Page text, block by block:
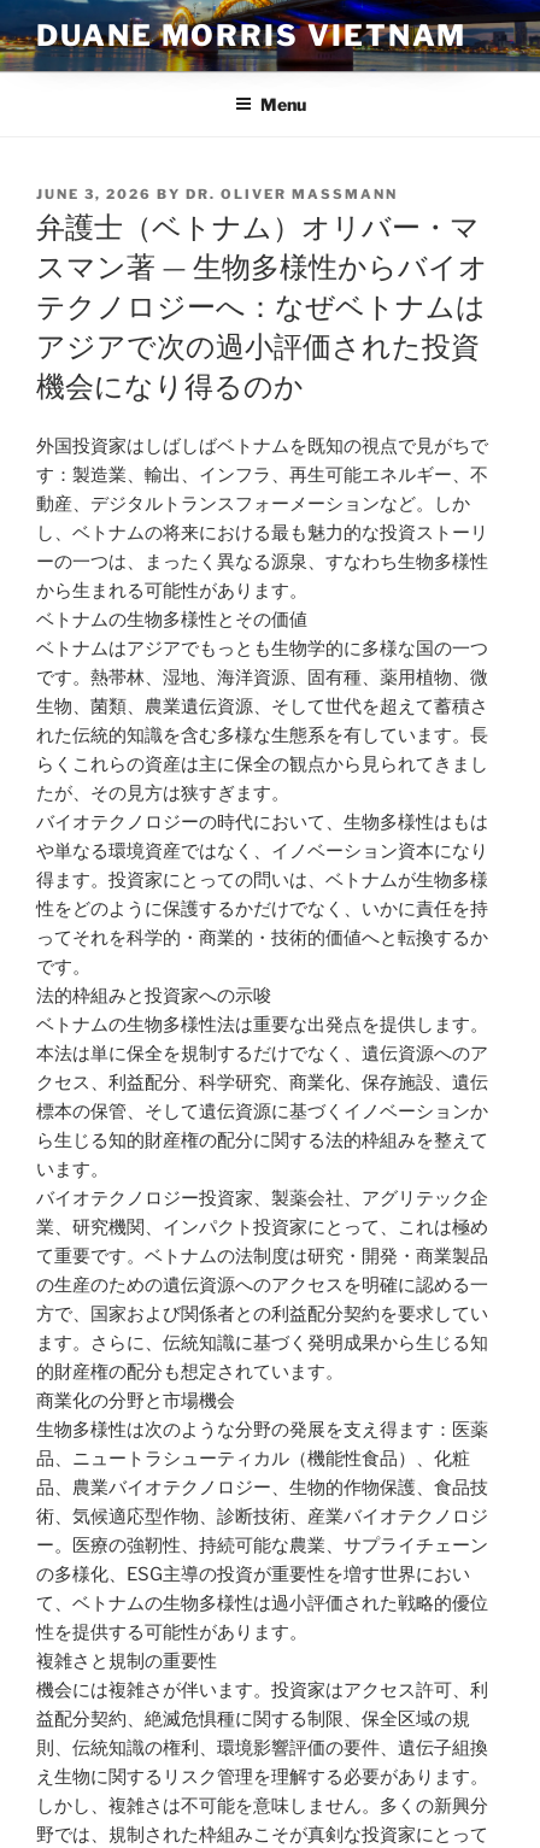
to
content
DUANE MORRIS VIETNAM
Menu
POSTED
ON
JUNE 3, 2026 BY DR. OLIVER MASSMANN
弁護士（ベトナム）オリバー・マ
スマン著 — 生物多様性からバイオ
テクノロジーへ：なぜベトナムは
アジアで次の過小評価された投資
機会になり得るのか
外国投資家はしばしばベトナムを既知の視点で見がちで
す：製造業、輸出、インフラ、再生可能エネルギー、不
動産、デジタルトランスフォーメーションなど。しか
し、ベトナムの将来における最も魅力的な投資ストーリ
ーの一つは、まったく異なる源泉、すなわち生物多様性
から生まれる可能性があります。
ベトナムの生物多様性とその価値
ベトナムはアジアでもっとも生物学的に多様な国の一つ
です。熱帯林、湿地、海洋資源、固有種、薬用植物、微
生物、菌類、農業遺伝資源、そして世代を超えて蓄積さ
れた伝統的知識を含む多様な生態系を有しています。長
らくこれらの資産は主に保全の観点から見られてきまし
たが、その見方は狭すぎます。
バイオテクノロジーの時代において、生物多様性はもは
や単なる環境資産ではなく、イノベーション資本になり
得ます。投資家にとっての問いは、ベトナムが生物多様
性をどのように保護するかだけでなく、いかに責任を持
ってそれを科学的・商業的・技術的価値へと転換するか
です。
法的枠組みと投資家への示唆
ベトナムの生物多様性法は重要な出発点を提供します。
本法は単に保全を規制するだけでなく、遺伝資源へのア
クセス、利益配分、科学研究、商業化、保存施設、遺伝
標本の保管、そして遺伝資源に基づくイノベーションか
ら生じる知的財産権の配分に関する法的枠組みを整えて
います。
バイオテクノロジー投資家、製薬会社、アグリテック企
業、研究機関、インパクト投資家にとって、これは極め
て重要です。ベトナムの法制度は研究・開発・商業製品
の生産のための遺伝資源へのアクセスを明確に認める一
方で、国家および関係者との利益配分契約を要求してい
ます。さらに、伝統知識に基づく発明成果から生じる知
的財産権の配分も想定されています。
商業化の分野と市場機会
生物多様性は次のような分野の発展を支え得ます：医薬
品、ニュートラシューティカル（機能性食品）、化粧
品、農業バイオテクノロジー、生物的作物保護、食品技
術、気候適応型作物、診断技術、産業バイオテクノロジ
ー。医療の強靭性、持続可能な農業、サプライチェーン
の多様化、ESG主導の投資が重要性を増す世界におい
て、ベトナムの生物多様性は過小評価された戦略的優位
性を提供する可能性があります。
複雑さと規制の重要性
機会には複雑さが伴います。投資家はアクセス許可、利
益配分契約、絶滅危惧種に関する制限、保全区域の規
則、伝統知識の権利、環境影響評価の要件、遺伝子組換
え生物に関するリスク管理を理解する必要があります。
しかし、複雑さは不可能を意味しません。多くの新興分
野では、規制された枠組みこそが真剣な投資家にとって